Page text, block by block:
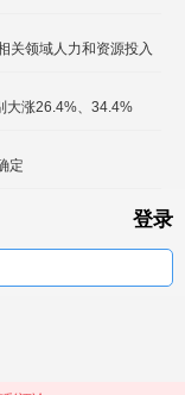
关领域人力和资源投入
大涨26.4%、34.4%
定
登录